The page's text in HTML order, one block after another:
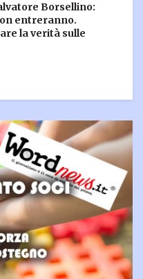
Borsellino:
entreranno.
la verità sulle